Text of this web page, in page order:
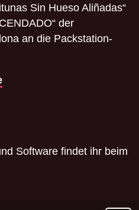
Sin Hueso Aliñadas“
der
an die Packstation-
Software findet ihr beim